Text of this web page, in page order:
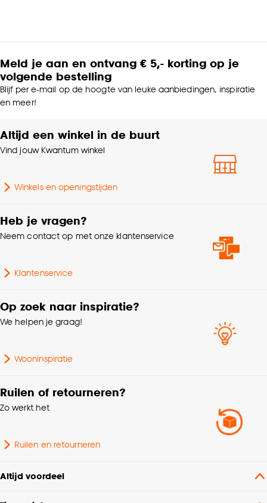
Meld je aan en ontvang € 5,- korting op je
volgende bestelling
Blijf per e-mail op de hoogte van leuke aanbiedingen, inspiratie
en meer!
Altijd een winkel in de buurt
Vind jouw Kwantum winkel
Winkels en openingstijden
Heb je vragen?
Neem contact op met onze klantenservice
Klantenservice
Op zoek naar inspiratie?
We helpen je graag!
Wooninspiratie
Ruilen of retourneren?
Zo werkt het
Ruilen en retourneren
Altijd voordeel